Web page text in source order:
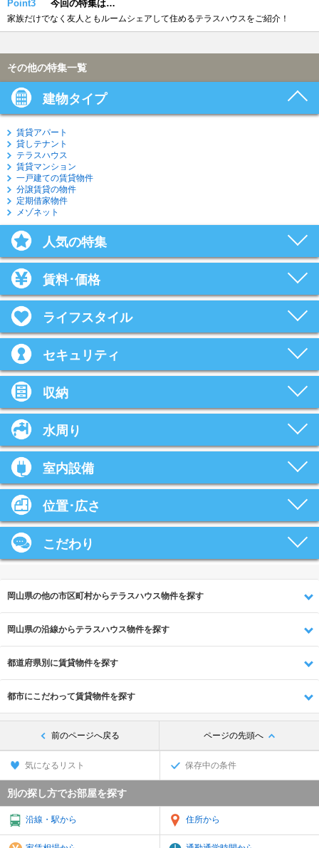
Point3 今回の特集は…
家族だけでなく友人ともルームシェアして住めるテラスハウスをご紹介！
その他の特集一覧
建物タイプ
賃貸アパート
貸しテナント
テラスハウス
賃貸マンション
一戸建ての賃貸物件
分譲賃貸の物件
定期借家物件
メゾネット
人気の特集
賃料･価格
ライフスタイル
セキュリティ
収納
水周り
室内設備
位置･広さ
こだわり
岡山県の他の市区町村からテラスハウス物件を探す
岡山県の沿線からテラスハウス物件を探す
都道府県別に賃貸物件を探す
都市にこだわって賃貸物件を探す
前のページへ戻る ページの先頭へ
気になるリスト 保存中の条件
別の探し方でお部屋を探す
沿線・駅から 住所から